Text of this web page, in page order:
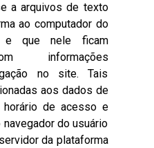
a arquivos de texto
ao computador do
e que nele ficam
informações
no site. Tais
aos dados de
de acesso e
do usuário
da plataforma